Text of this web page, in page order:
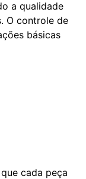
a qualidade
O controle de
básicas
cada peça